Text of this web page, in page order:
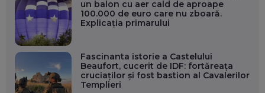
un balon cu aer cald de aproape
100.000 de euro care nu zboară.
Explicația primarului
Fascinanta istorie a Castelului
Beaufort, cucerit de IDF: fortăreața
cruciaților și fost bastion al Cavalerilor
Templieri